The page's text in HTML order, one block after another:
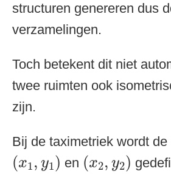
structuren genereren dus
verzamelingen.
Toch betekent dit niet
twee ruimten ook
zijn.
Bij de taximetriek wordt
(x1, y1)
(x1 y1 ) en (x2, y2)
(x2 y2 )